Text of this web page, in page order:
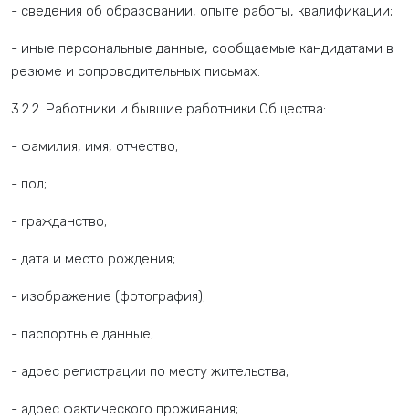
- сведения об образовании, опыте работы, квалификации;
- иные персональные данные, сообщаемые кандидатами в
резюме и сопроводительных письмах.
3.2.2. Работники и бывшие работники Общества:
- фамилия, имя, отчество;
- пол;
- гражданство;
- дата и место рождения;
- изображение (фотография);
- паспортные данные;
- адрес регистрации по месту жительства;
- адрес фактического проживания;